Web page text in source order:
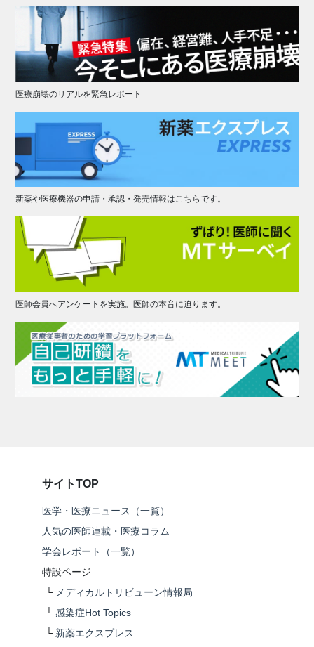
医療崩壊のリアルを緊急レポート
新薬や医療機器の申請・承認・発売情報はこちらです。
医師会員へアンケートを実施。医師の本音に迫ります。
サイトTOP
医学・医療ニュース（一覧）
人気の医師連載・医療コラム
学会レポート（一覧）
特設ページ
└ メディカルトリビューン情報局
└ 感染症Hot Topics
└ 新薬エクスプレス